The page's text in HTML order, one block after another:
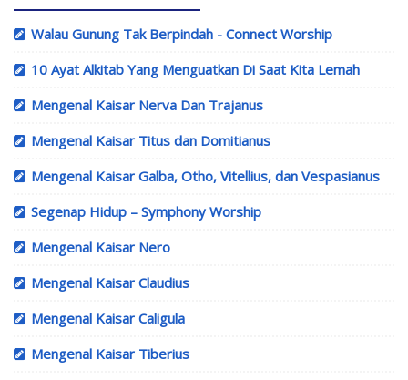
Walau Gunung Tak Berpindah - Connect Worship
10 Ayat Alkitab Yang Menguatkan Di Saat Kita Lemah
Mengenal Kaisar Nerva Dan Trajanus
Mengenal Kaisar Titus dan Domitianus
Mengenal Kaisar Galba, Otho, Vitellius, dan Vespasianus
Segenap Hidup – Symphony Worship
Mengenal Kaisar Nero
Mengenal Kaisar Claudius
Mengenal Kaisar Caligula
Mengenal Kaisar Tiberius